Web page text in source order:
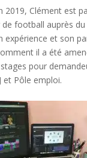
2019, Clément est
football auprès du
expérience et son
il a été
pour
et Pôle emploi.